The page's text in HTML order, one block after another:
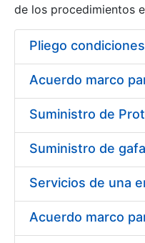
Mostrar/Ocultar
de los procedimientos